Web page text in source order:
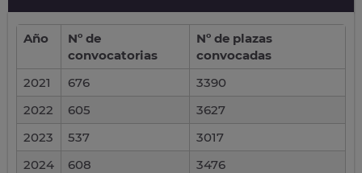
Año
Nº de
convocatorias
Nº de plazas
convocadas
2021
676
3390
2022
605
3627
2023
537
3017
2024
608
3476